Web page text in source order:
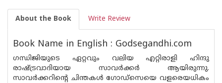
About the Book Write Review
Book Name in English : Godsegandhi.com
ഗന്ധിജിയുടെ ഏറ്റവും വലിയ എറ്റിരാളി ഹിന്ദു
രാഷ്ട്രവാദിയായ സാവര്‍ക്കര്‍ ആയിരുന്നു.
സാവര്‍ക്കറിന്റെ ചിന്തകള്‍ ഗോഡ്സെയെ വളരെയധികം